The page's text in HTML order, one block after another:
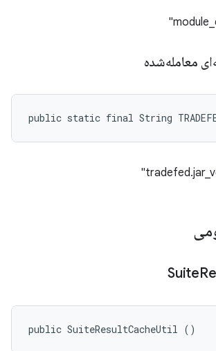
معامله‌شده
public static final String
Suite
public SuiteResultCacheUtil ()